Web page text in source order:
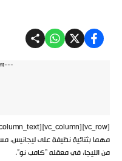
---Advertisement---
من الليجا، في معقله “كامب نو”.